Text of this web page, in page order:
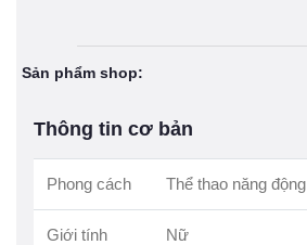
Sản phẩm shop:
Thông tin cơ bản
Phong cách Thể thao năng động
Giới tính Nữ